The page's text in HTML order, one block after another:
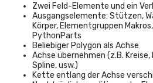
Zwei Feld-Elemente und ein
Ausgangselemente: Stützen,
Körper, Elementgruppen
PythonParts
Beliebiger Polygon als Achse
Achse übernehmen (z.B.
Spline, usw.)
Kette entlang der Achse